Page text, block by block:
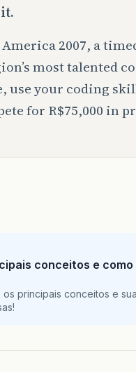
2007, a
most talented
your coding
for R$75,000 in
conceitos e
principais conceitos e